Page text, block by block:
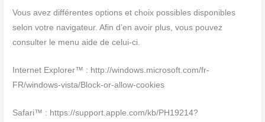
Vous avez différentes options et choix possibles disponibles
selon votre navigateur. Afin d’en avoir plus, vous pouvez
consulter le menu aide de celui-ci.
Internet Explorer™ : http://windows.microsoft.com/fr-
FR/windows-vista/Block-or-allow-cookies
Safari™ : https://support.apple.com/kb/PH19214?